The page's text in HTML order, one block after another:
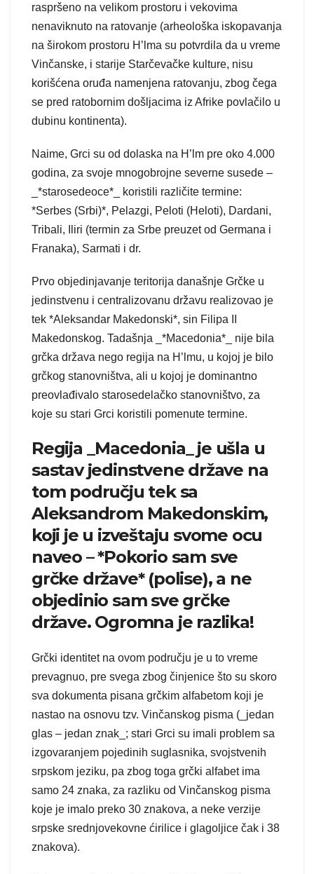
raspršeno na velikom prostoru i vekovima
nenaviknuto na ratovanje (arheološka iskopavanja
na širokom prostoru H’lma su potvrdila da u vreme
Vinčanske, i starije Starčevačke kulture, nisu
korišćena oruđa namenjena ratovanju, zbog čega
se pred ratobornim došljacima iz Afrike povlačilo u
dubinu kontinenta).
Naime, Grci su od dolaska na H’lm pre oko 4.000
godina, za svoje mnogobrojne severne susede –
_*starosedeoce*_ koristili različite termine:
*Serbes (Srbi)*, Pelazgi, Peloti (Heloti), Dardani,
Tribali, Iliri (termin za Srbe preuzet od Germana i
Franaka), Sarmati i dr.
Prvo objedinjavanje teritorija današnje Grčke u
jedinstvenu i centralizovanu državu realizovao je
tek *Aleksandar Makedonski*, sin Filipa II
Makedonskog. Tadašnja _*Macedonia*_ nije bila
grčka država nego regija na H’lmu, u kojoj je bilo
grčkog stanovništva, ali u kojoj je dominantno
preovlađivalo starosedelačko stanovništvo, za
koje su stari Grci koristili pomenute termine.
Regija _Macedonia_ je ušla u
sastav jedinstvene države na
tom području tek sa
Aleksandrom Makedonskim,
koji je u izveštaju svome ocu
naveo – *Pokorio sam sve
grčke države* (polise), a ne
objedinio sam sve grčke
države. Ogromna je razlika!
Grčki identitet na ovom području je u to vreme
prevagnuo, pre svega zbog činjenice što su skoro
sva dokumenta pisana grčkim alfabetom koji je
nastao na osnovu tzv. Vinčanskog pisma (_jedan
glas – jedan znak_; stari Grci su imali problem sa
izgovaranjem pojedinih suglasnika, svojstvenih
srpskom jeziku, pa zbog toga grčki alfabet ima
samo 24 znaka, za razliku od Vinčanskog pisma
koje je imalo preko 30 znakova, a neke verzije
srpske srednjovekovne ćirilice i glagoljice čak i 38
znakova).